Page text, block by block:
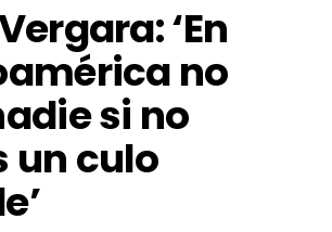
‘En
no
si no
un culo